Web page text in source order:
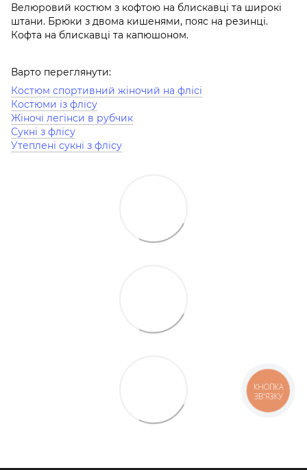
Велюровий костюм з кофтою на блискавці та широкі
штани. Брюки з двома кишенями, пояс на резинці.
Кофта на блискавці та капюшоном.
Варто переглянути:
Костюм спортивний жіночий на флісі
Костюми із флісу
Жіночі легінси в рубчик
Сукні з флісу
Утеплені сукні з флісу
КНОПКА
ЗВ'ЯЗКУ